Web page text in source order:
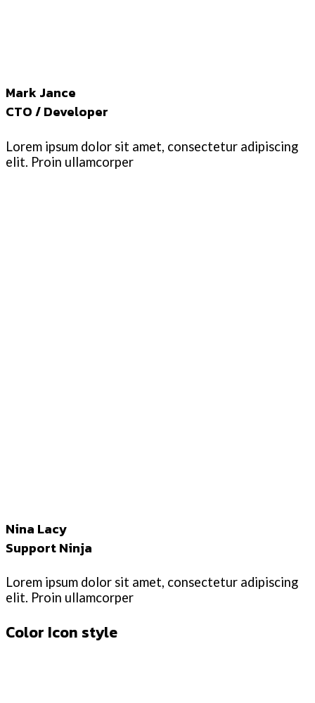
Mark Jance
CTO / Developer
Lorem ipsum dolor sit amet, consectetur adipiscing
elit. Proin ullamcorper
Nina Lacy
Support Ninja
Lorem ipsum dolor sit amet, consectetur adipiscing
elit. Proin ullamcorper
Color Icon style